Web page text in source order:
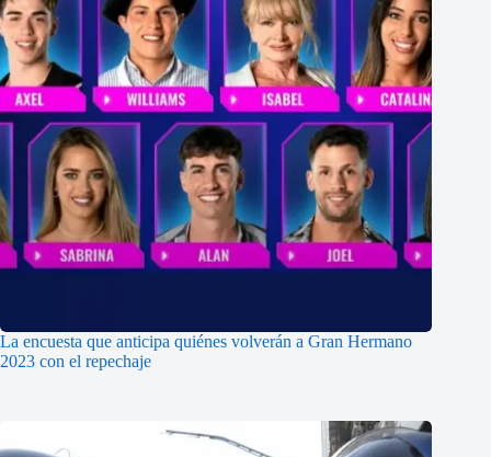
La encuesta que anticipa quiénes volverán a Gran Hermano
2023 con el repechaje